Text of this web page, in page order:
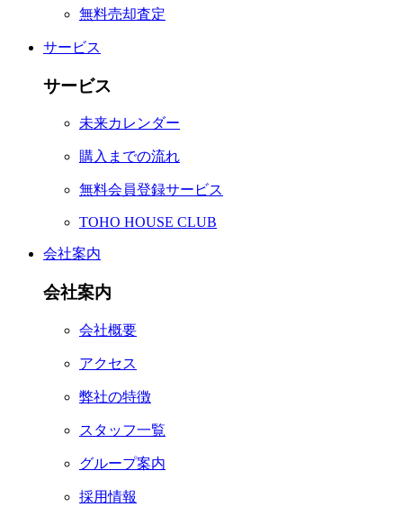
無料売却査定
サービス
サービス
未来カレンダー
購入までの流れ
無料会員登録サービス
TOHO HOUSE CLUB
会社案内
会社案内
会社概要
アクセス
弊社の特徴
スタッフ一覧
グループ案内
採用情報